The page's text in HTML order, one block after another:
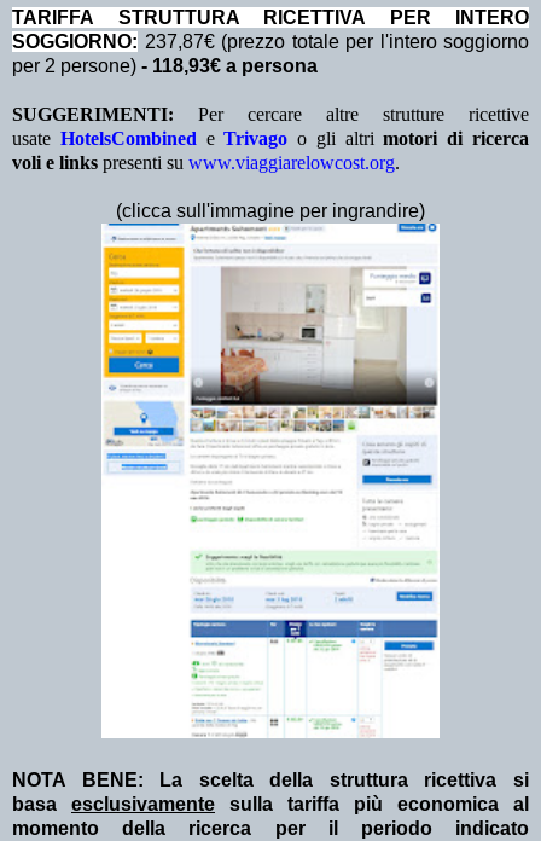
TA RIFFA STRUTTURA RICETTIVA PER INTERO
SOGGIORNO: 237,87€ (prezzo totale per l'intero soggiorno
per 2 persone) - 118,93€ a persona
SUGGERIMENTI: Per cercare altre strutture ricettive
usate HotelsCombined eTrivago o gli altrimotori di ricerca
voli e links presenti su www.viaggiarelowcost.org.
(clicca sull'immagine per ingrandire)
NOTA BENE: La scelta della struttura ricettiva si
basa esclusivamente sulla tariffa più economica al
momento della ricerca per il periodo indicato